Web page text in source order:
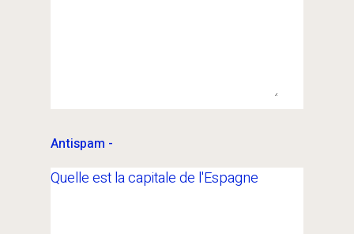
Quelle est la capitale de l'Espagne